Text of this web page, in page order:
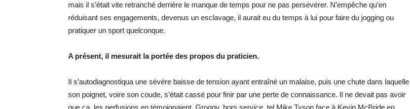
mais il s’était vite retranché derrière le manque de temps pour ne pas persévérer. N’empêche qu’en
réduisant ses engagements, devenus un esclavage, il aurait eu du temps à lui pour faire du jogging ou
pratiquer un sport quelconque.
A présent, il mesurait la portée des propos du praticien.
Il s’autodiagnostiqua une sévère baisse de tension ayant entraîné un malaise, puis une chute dans laquelle
son poignet, voire son coude, s’était cassé pour finir par une perte de connaissance. Il ne devait pas avoir
que ça, les perfusions en témoignaient. Groggy, hors service, tel Mike Tyson face à Kevin McBride en